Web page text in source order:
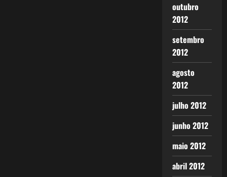
outubro
2012
setembro
2012
agosto
2012
julho 2012
junho 2012
maio 2012
abril 2012